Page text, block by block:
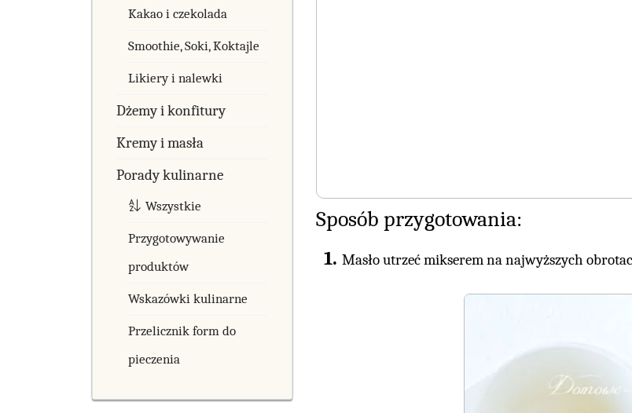
Kakao i czekolada
Smoothie, Soki, Koktajle
Likiery i nalewki
Dżemy i konfitury
Kremy i masła
Porady kulinarne
Wszystkie
Przygotowywanie
produktów
Wskazówki kulinarne
Przelicznik form do
pieczenia
Sposób przygotowania:
Masło utrzeć mikserem na najwyższych